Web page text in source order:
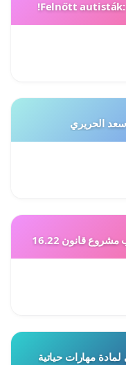
Felnőtt
الحريري
قانون 16.22
مهارات حياتية